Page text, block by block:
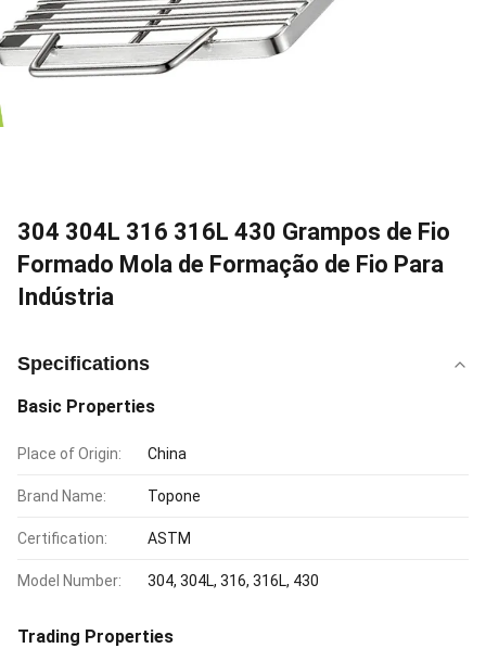
304 304L 316 316L 430 Grampos de Fio
Formado Mola de Formação de Fio Para
Indústria
Specifications
Basic Properties
Place of Origin: China
Brand Name: Topone
Certification: ASTM
Model Number: 304, 304L, 316, 316L, 430
Trading Properties